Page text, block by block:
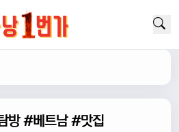
방 #베트남 #맛집